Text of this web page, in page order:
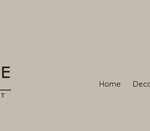
Home